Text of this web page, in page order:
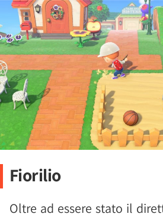
Fiorilio
Oltre ad essere stato il